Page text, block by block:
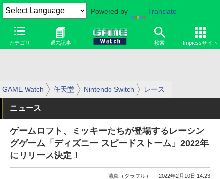
Powered by Translate
カテゴリ 過去記事 検索 Impressサイト
GAME Watch 任天堂 Nintendo Switch レース
ニュース
ゲームロフト、ミッキーたちが登場するレーシン
グゲーム「ディズニー スピードストーム」2022年
にリリース決定！
清真（クラフル） 2022年2月10日 14:23